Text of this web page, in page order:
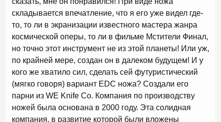
складывается впечатление, что я его уже видел где-
то, то ли в экранизации известного мастера жанра
космической оперы, то ли в фильме Мстители Финал,
но точно этот инструмент не из этой планеты! Или уж,
по крайней мере, создан он в далеком будущем! И у
кого же хватило сил, сделать сей футуристический
(мягко говоря) вариант EDC ножа? Создали его
парни из WE Knife Co. Компания по производству
ножей была основана в 2000 году. Эта солидная
компания, в развитие которой были вложены